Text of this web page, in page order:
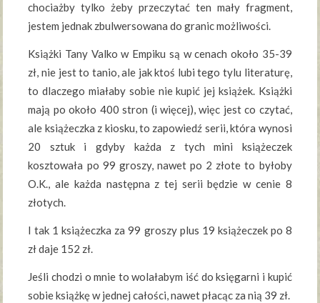
chociażby tylko żeby przeczytać ten mały fragment,
jestem jednak zbulwersowana do granic możliwości.
Książki Tany Valko w Empiku są w cenach około 35-39
zł, nie jest to tanio, ale jak ktoś lubi tego tylu literaturę,
to dlaczego miałaby sobie nie kupić jej książek. Książki
mają po około 400 stron (i więcej), więc jest co czytać,
ale książeczka z kiosku, to zapowiedź serii, która wynosi
20 sztuk i gdyby każda z tych mini książeczek
kosztowała po 99 groszy, nawet po 2 złote to byłoby
O.K., ale każda następna z tej serii będzie w cenie 8
złotych.
I tak 1 książeczka za 99 groszy plus 19 książeczek po 8
zł daje 152 zł.
Jeśli chodzi o mnie to wolałabym iść do księgarni i kupić
sobie książkę w jednej całości, nawet płacąc za nią 39 zł.